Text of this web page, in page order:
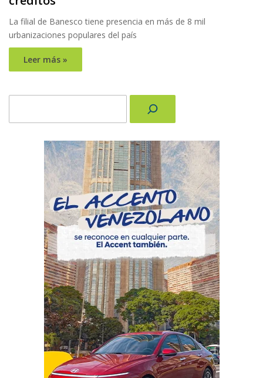
La filial de Banesco tiene presencia en más de 8 mil
urbanizaciones populares del país
Leer más »